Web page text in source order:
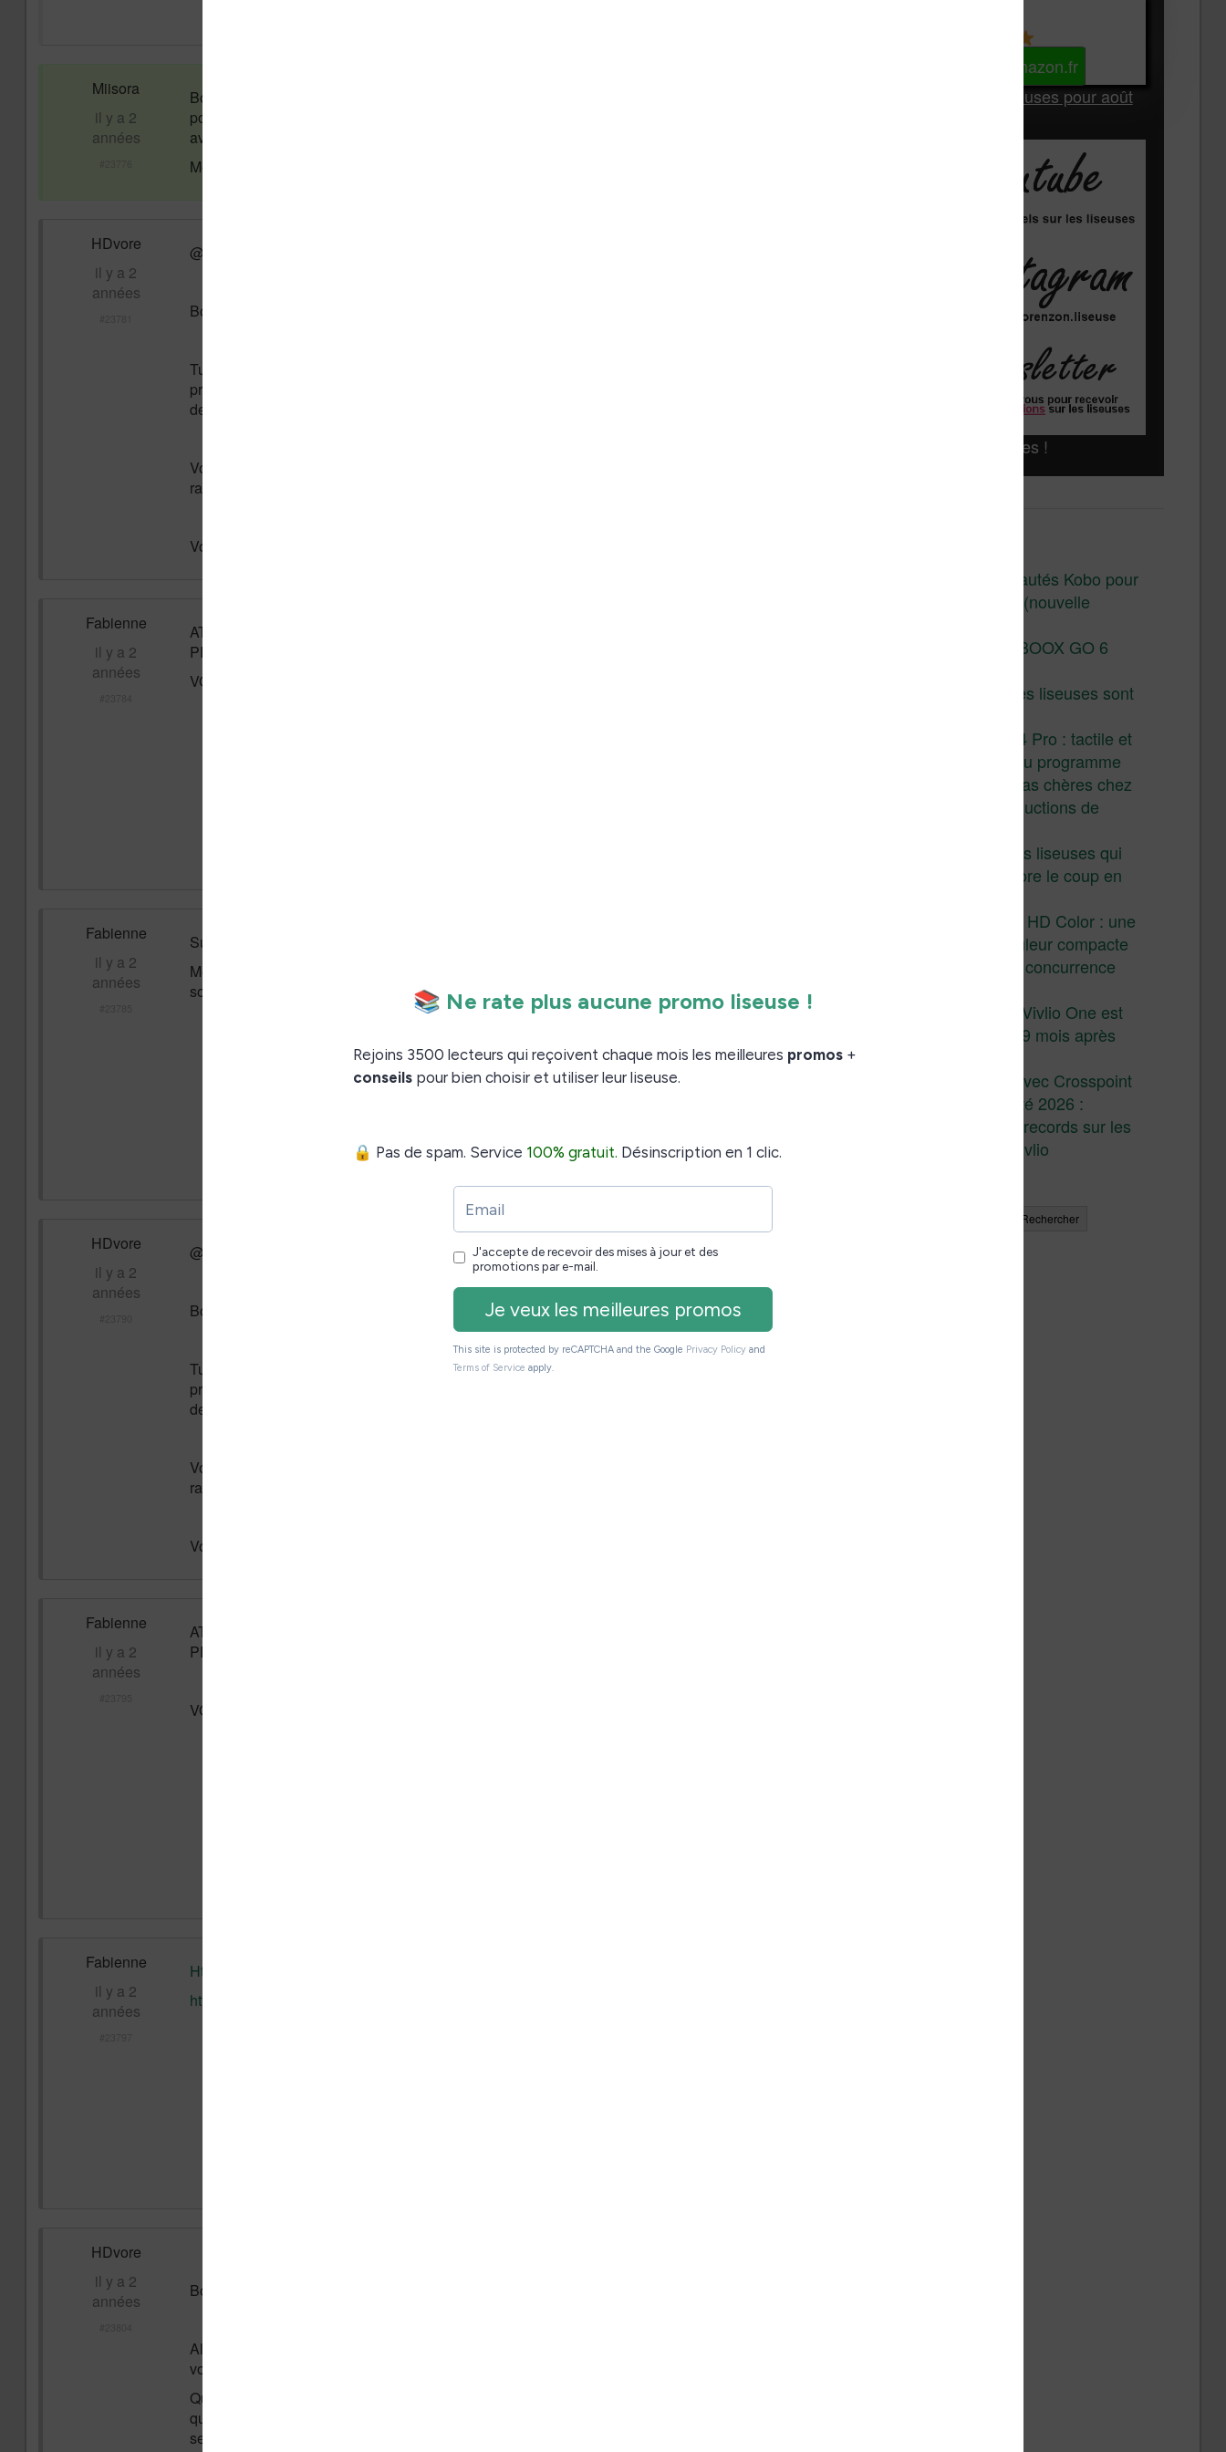
Miisora
il y a 2
années
Bonjour a tous , j'ai récemment acquis une liseuse vivlio et je voulais savoir quel site
pour pouvoir télécharger des mangas principalement afin de les mettre sur ma liseuse
avec abonnement ou non .
Merci d'avance pour votre réponse
HDvore
il y a 2
années
@Miisora
Bonjour,
Tu tombes bien, pour les fêtes j'ai décidé d'ouvrir le Groupe à 20 personnes… Les 20
premiers à cliquer sur le lien auront la chance de rejoindre notre Groupe et sa multitude
de posts.
Vous pourrez effectuer vos demandes, nous répondons très très vite aux demandes. Ne
ratez pas le train. La prochaine ouverture n'aura pas lieu avant un bon moment.
Voici le lien pour nous rejoindre ==>
Fabienne
il y a 2
années
ATTENTION CELA ÉTANT UNE GROSSE ARNAQUE, E PAS CLIQUER SUR LE LIEN
PROPOSER.
VOTRE PORTEFEUILLE IRA MIEUX.
Fabienne
il y a 2
années
Sur la page d'accueil du site, en haut, vous avez un onglet, mangas et ebooks gratuit.
Méfiez-vous des sites qui font de la publicité, avec un ou des liens pour télécharger, ce
sont des arnaques, vous ne verrez aucun site, faire de la Pub. Faite très attention.
HDvore
il y a 2
années
@Miisora
Bonjour,
Tu tombes bien, pour les fêtes j'ai décidé d'ouvrir le Groupe à 20 personnes… Les 20
premiers à cliquer sur le lien auront la chance de rejoindre notre Groupe et sa multitude
de posts.
Vous pourrez effectuer vos demandes, nous répondons très très vite aux demandes. Ne
ratez pas le train. La prochaine ouverture n'aura pas lieu avant un bon moment.
Voici le lien pour nous rejoindre ==>
Fabienne
il y a 2
années
ATTENTION CELA ÉTANT UNE GROSSE ARNAQUE, E PAS CLIQUER SUR LE LIEN
PROPOSER.
VOTRE PORTEFEUILLE IRA MIEUX.
Fabienne
il y a 2
années
Https://www.liseuses.net/telecharger-des-mangas-gratuits/
https://www.liseuses.net/sites-telecharger-ebooks-bd-livres-audios-gratuits/
HDvore
il y a 2
années
Bonjour Fabienne,
Alors je ne sais pas qui t'a violenté quand tu étais petite mais ça devait être pas beau à
voir.
Quand je vois avec quel acharnement tu tentes de nous discréditer alors que tu ne fais
que raconter n'importe quoi ... Je t'invite à regarder par toi-même sur le groupe que tout
se passe très bien.
Voir sur Amazon.fr
Les Meilleures liseuses pour août
Liseuses pas chères !
Les nouveautés Kobo pour
la fin 2026 (nouvelle
Test de la BOOX GO 6
Pourquoi les liseuses sont
XTEINK X4 Pro : tactile et
éclairage au programme
Liseuses pas chères chez
Vivlio – réductions de
3 anciennes liseuses qui
valent encore le coup en
Vivlio Light HD Color : une
liseuse couleur compacte
à prix défiant toute concurrence
La liseuse Vivlio One est
un succès 9 mois après
XTEINK X4 : test avec Crosspoint
Soldes d’été 2026 :
réductions records sur les
liseuses Kobo et Vivlio
Rechercher